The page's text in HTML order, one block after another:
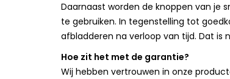
Daarnaast worden de knoppen van je
te gebruiken. In tegenstelling tot
afbladderen na verloop van tijd. Dat is
Hoe zit het met de garantie?
Wij hebben vertrouwen in onze